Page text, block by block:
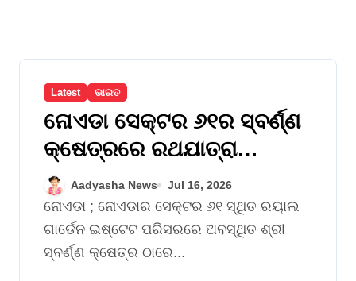
Latest ଭାରତ
ନୋଏଡା ସେକ୍ଟର ୬୧ର ସ୍ବର୍ଣ୍ଣ
କ୍ଷେତ୍ରରେ ରଥଯାତ୍ରା
ଆୟୋଜନ
Aadyasha News Jul 16, 2026
ନୋଏଡା ; ନୋଏଡାର ସେକ୍ଟର ୬୧ ସ୍ଥିତ ରୟାଲ
ଗାର୍ଡେନ ଇଷ୍ଟେଟ ପରିସରରେ ଅବସ୍ଥିତ ଶ୍ରୀ
ସ୍ବର୍ଣ୍ଣ କ୍ଷେତ୍ର ଠାରେ...